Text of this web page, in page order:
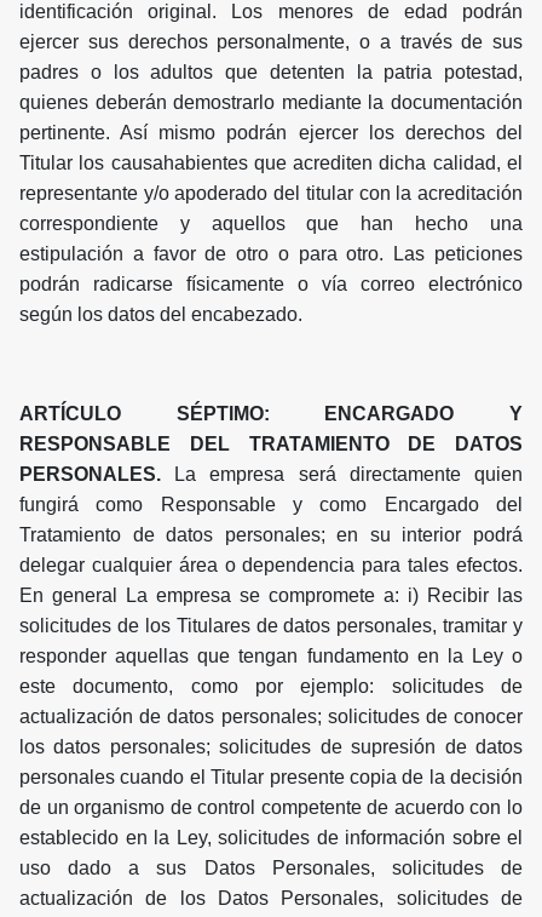
identificación original. Los menores de edad podrán
ejercer sus derechos personalmente, o a través de sus
padres o los adultos que detenten la patria potestad,
quienes deberán demostrarlo mediante la documentación
pertinente. Así mismo podrán ejercer los derechos del
Titular los causahabientes que acrediten dicha calidad, el
representante y/o apoderado del titular con la acreditación
correspondiente y aquellos que han hecho una
estipulación a favor de otro o para otro. Las peticiones
podrán radicarse físicamente o vía correo electrónico
según los datos del encabezado.
ARTÍCULO SÉPTIMO: ENCARGADO Y
RESPONSABLE DEL TRATAMIENTO DE DATOS
PERSONALES. La empresa será directamente quien
fungirá como Responsable y como Encargado del
Tratamiento de datos personales; en su interior podrá
delegar cualquier área o dependencia para tales efectos.
En general La empresa se compromete a: i) Recibir las
solicitudes de los Titulares de datos personales, tramitar y
responder aquellas que tengan fundamento en la Ley o
este documento, como por ejemplo: solicitudes de
actualización de datos personales; solicitudes de conocer
los datos personales; solicitudes de supresión de datos
personales cuando el Titular presente copia de la decisión
de un organismo de control competente de acuerdo con lo
establecido en la Ley, solicitudes de información sobre el
uso dado a sus Datos Personales, solicitudes de
actualización de los Datos Personales, solicitudes de